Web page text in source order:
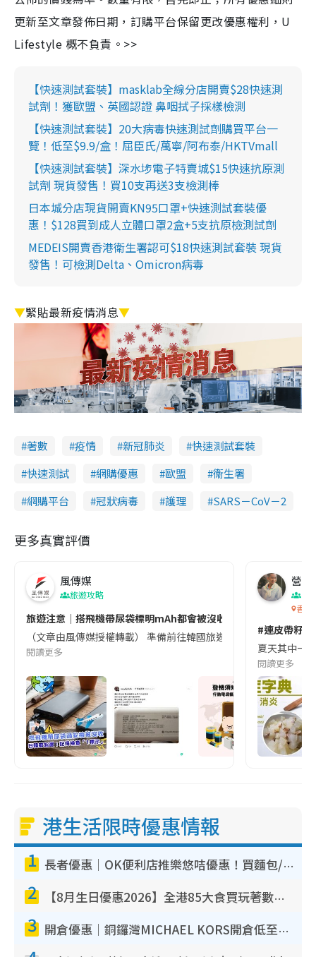
更新至文章發佈日期，訂購平台保留更改優惠權利，U
Lifestyle 概不負責。>>
【快速測試套裝】masklab全線分店開賣$28快速測
試劑！獲歐盟、英國認證 鼻咽拭子採樣檢測
【快速測試套裝】20大病毒快速測試劑購買平台一
覽！低至$9.9/盒！屈臣氏/萬寧/阿布泰/HKTVmall
【快速測試套裝】深水埗電子特賣城$15快速抗原測
試劑 現貨發售！買10支再送3支檢測棒
日本城分店現貨開賣KN95口罩+快速測試套裝優
惠！$128買到成人立體口罩2盒+5支抗原檢測試劑
MEDEIS開賣香港衛生署認可$18快速測試套裝 現貨
發售！可檢測Delta、Omicron病毒
▼緊貼最新疫情消息▼
著數 疫情 新冠肺炎
快速測試套裝
快速測試
網購優惠 歐盟
衞生署
網購平台
冠狀病毒 護理 SARS－CoV－2
更多真實評價
風傳媒
旅遊攻略
旅遊注意｜搭飛機帶尿袋標明mAh都會被沒收😱出發前切記檢查
（文章由風傳媒授權轉載） 準備前往韓國旅遊的民眾，近期要
閱讀更多
營養
香港
#連皮帶籽
夏天其中一
閱讀更多
港生活限時優惠情報
1 長者優惠｜OK便利店推樂悠咭優惠！買麵包/牛奶/保健品拍卡即減
2 【8月生日優惠2026】全港85大食買玩著數攻略 自助餐/火鍋放題同行免費＋誠品/DONKI送現金券
3 開倉優惠｜銅鑼灣MICHAEL KORS開倉低至17折！直擊$500起買手袋/銀包/鞋款 必買經典Jet Set系列